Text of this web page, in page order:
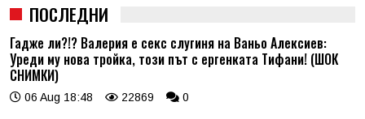
ПОСЛЕДНИ
Гадже ли?!? Валерия е секс слугиня на Ваньо Алексиев:
Уреди му нова тройка, този път с ергенката Тифани! (ШОК
СНИМКИ)
06 Aug 18:48 22869 0